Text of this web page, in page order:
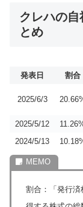
クレハの
とめ
発表日 割合
2025/6/3
2025/5/12
2024/5/13
割合：「発行済